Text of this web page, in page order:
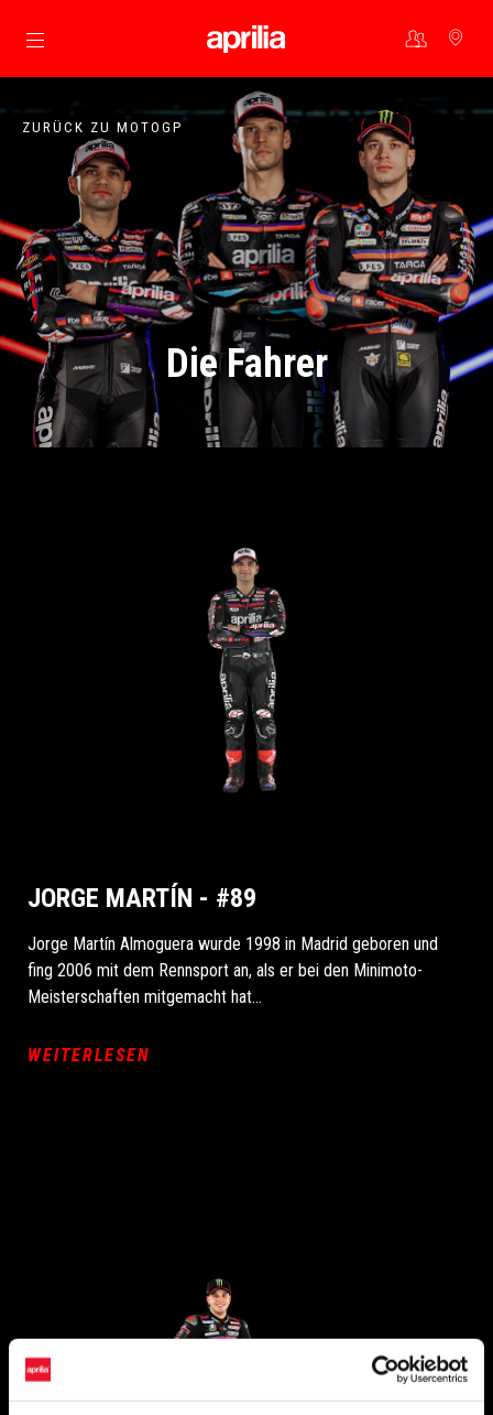
Skip to content
ZURÜCK ZU MOTOGP
Die Fahrer
JORGE MARTÍN - #89
Jorge Martín Almoguera wurde 1998 in Madrid geboren und
fing 2006 mit dem Rennsport an, als er bei den Minimoto-
Meisterschaften mitgemacht hat…
WEITERLESEN